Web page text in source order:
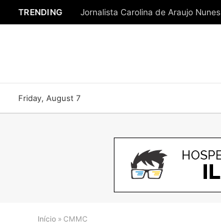
TRENDING Jornalista Carolina de Araujo Nunes
Friday, August 7
Início » CMMC